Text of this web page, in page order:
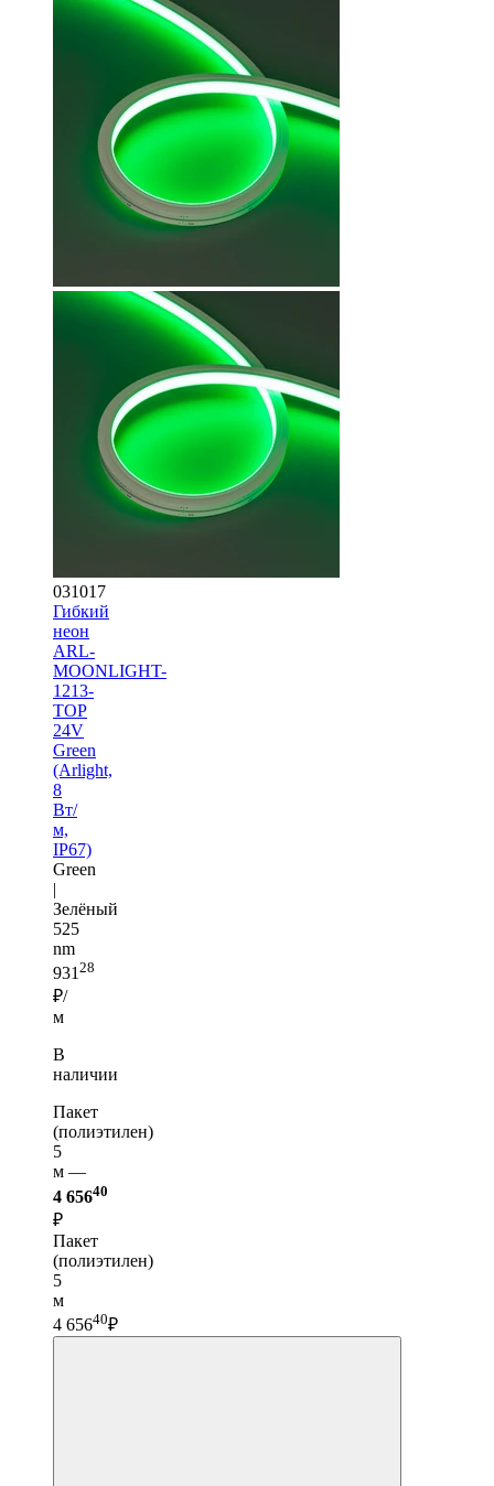
031017
Гибкий
неон
ARL-
MOONLIGHT-
1213-
TOP
24V
Green
(Arlight,
8
Вт/
м,
IP67)
Green
|
Зелёный
525
nm
931 28
₽/
м
В
наличии
Пакет
(полиэтилен)
5
м —
4 65640
₽
Пакет
(полиэтилен)
5
м
4 65640₽